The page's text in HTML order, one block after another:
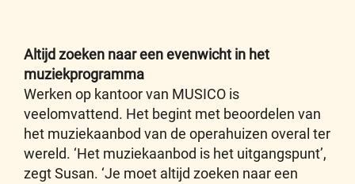
Altijd zoeken naar een evenwicht in het
muziekprogramma
Werken op kantoor van MUSICO is
veelomvattend. Het begint met beoordelen van
het muziekaanbod van de operahuizen overal ter
wereld. ‘Het muziekaanbod is het uitgangspunt’,
zegt Susan. ‘Je moet altijd zoeken naar een